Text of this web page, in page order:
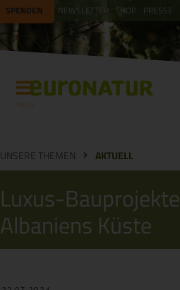
SPENDEN NEWSLETTER SHOP PRESSE
UNSERE THEMEN AKTUELL
Luxus-
Albaniens Küste